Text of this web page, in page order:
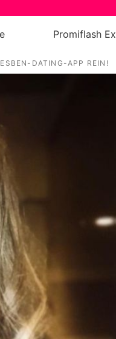
Promiflash
DATING-APP REIN!